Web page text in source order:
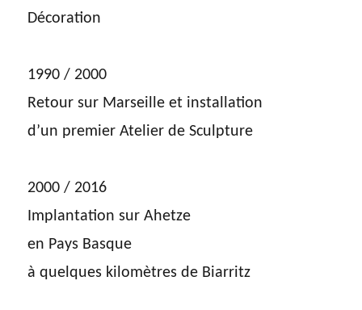
Décoration
1990 / 2000
Retour sur Marseille et installation
d’un premier Atelier de Sculpture
2000 / 2016
Implantation sur Ahetze
en Pays Basque
à quelques kilomètres de Biarritz